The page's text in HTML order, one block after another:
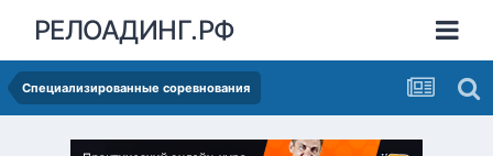
РЕЛОАДИНГ.РФ
Специализированные соревнования